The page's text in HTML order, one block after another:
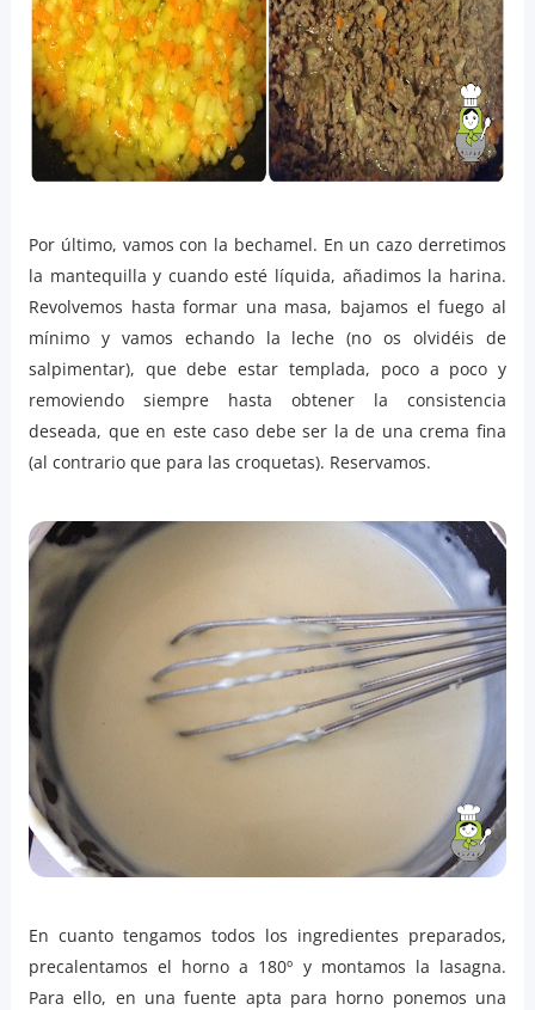
Por último, vamos con la bechamel. En un cazo derretimos
la mantequilla y cuando esté líquida, añadimos la harina.
Revolvemos hasta formar una masa, bajamos el fuego al
mínimo y vamos echando la leche (no os olvidéis de
salpimentar), que debe estar templada, poco a poco y
removiendo siempre hasta obtener la consistencia
deseada, que en este caso debe ser la de una crema fina
(al contrario que para las croquetas). Reservamos.
En cuanto tengamos todos los ingredientes preparados,
precalentamos el horno a 180º y montamos la lasagna.
Para ello, en una fuente apta para horno ponemos una